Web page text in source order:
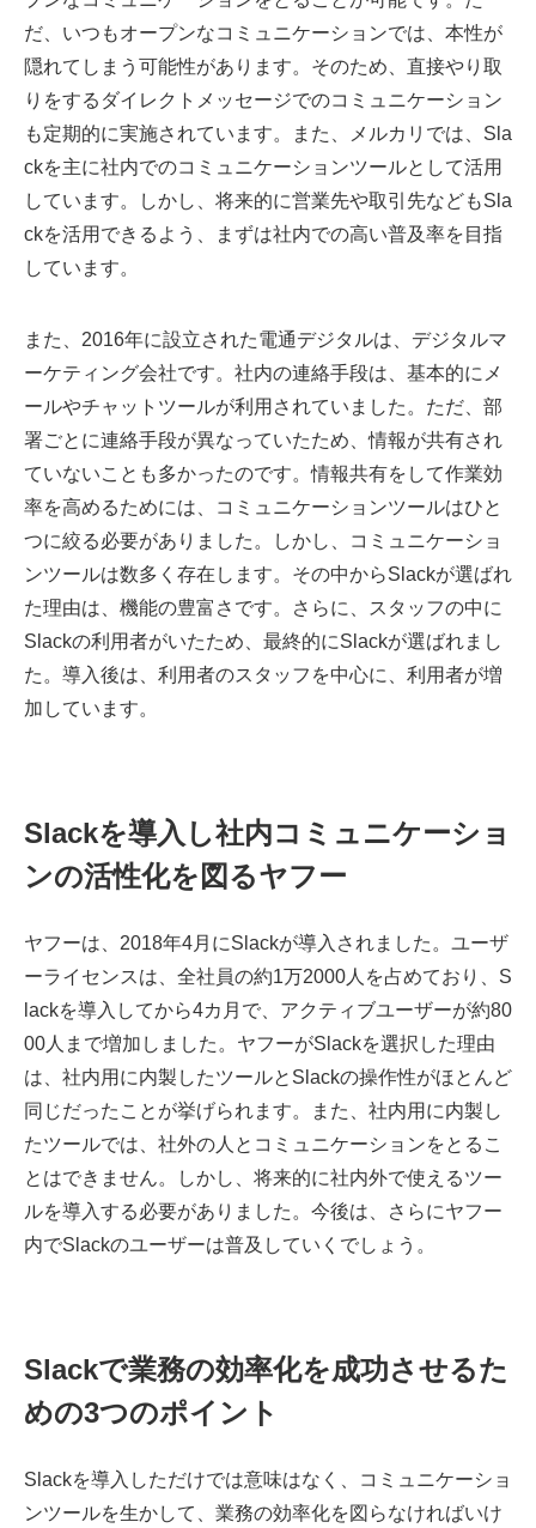
だ、いつもオープンなコミュニケーションでは、本性が
隠れてしまう可能性があります。そのため、直接やり取
りをするダイレクトメッセージでのコミュニケーション
も定期的に実施されています。また、メルカリでは、Sla
ckを主に社内でのコミュニケーションツールとして活用
しています。しかし、将来的に営業先や取引先などもSla
ckを活用できるよう、まずは社内での高い普及率を目指
しています。
また、2016年に設立された電通デジタルは、デジタルマ
ーケティング会社です。社内の連絡手段は、基本的にメ
ールやチャットツールが利用されていました。ただ、部
署ごとに連絡手段が異なっていたため、情報が共有され
ていないことも多かったのです。情報共有をして作業効
率を高めるためには、コミュニケーションツールはひと
つに絞る必要がありました。しかし、コミュニケーショ
ンツールは数多く存在します。その中からSlackが選ばれ
た理由は、機能の豊富さです。さらに、スタッフの中に
Slackの利用者がいたため、最終的にSlackが選ばれまし
た。導入後は、利用者のスタッフを中心に、利用者が増
加しています。
Slackを導入し社内コミュニケーショ
ンの活性化を図るヤフー
ヤフーは、2018年4月にSlackが導入されました。ユーザ
ーライセンスは、全社員の約1万2000人を占めており、S
lackを導入してから4カ月で、アクティブユーザーが約80
00人まで増加しました。ヤフーがSlackを選択した理由
は、社内用に内製したツールとSlackの操作性がほとんど
同じだったことが挙げられます。また、社内用に内製し
たツールでは、社外の人とコミュニケーションをとるこ
とはできません。しかし、将来的に社内外で使えるツー
ルを導入する必要がありました。今後は、さらにヤフー
内でSlackのユーザーは普及していくでしょう。
Slackで業務の効率化を成功させるた
めの3つのポイント
Slackを導入しただけでは意味はなく、コミュニケーショ
ンツールを生かして、業務の効率化を図らなければいけ